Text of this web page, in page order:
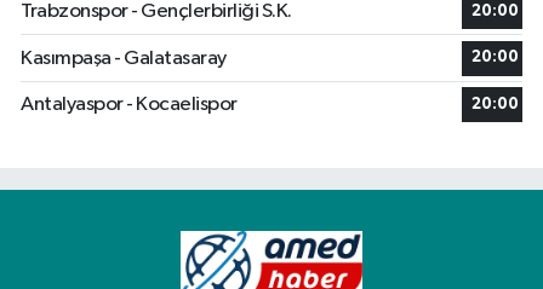
Trabzonspor - Gençlerbirliği S.K. 20:00
Kasımpaşa - Galatasaray 20:00
Antalyaspor - Kocaelispor 20:00